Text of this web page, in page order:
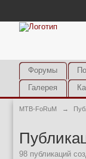
Форумы
Галерея
MTB-FoRuM →
98 публикаций